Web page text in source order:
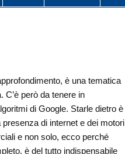
è una tematica
però da tenere in
di Google. Starle dietro è
di internet e dei motori
e non solo, ecco perché
è del tutto indispensabile